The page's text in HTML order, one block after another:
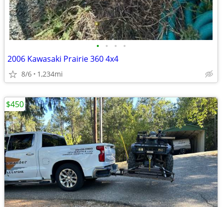
• • • •
2006 Kawasaki Prairie 360 4x4
8/6 1,234mi
$450